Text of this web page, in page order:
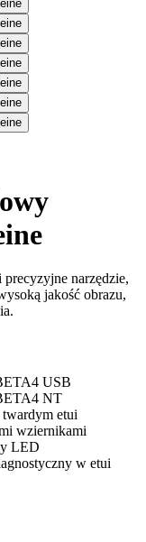
narzędzie,
jakość obrazu,
USB
NT
etui
wziernikami
LED
w etui